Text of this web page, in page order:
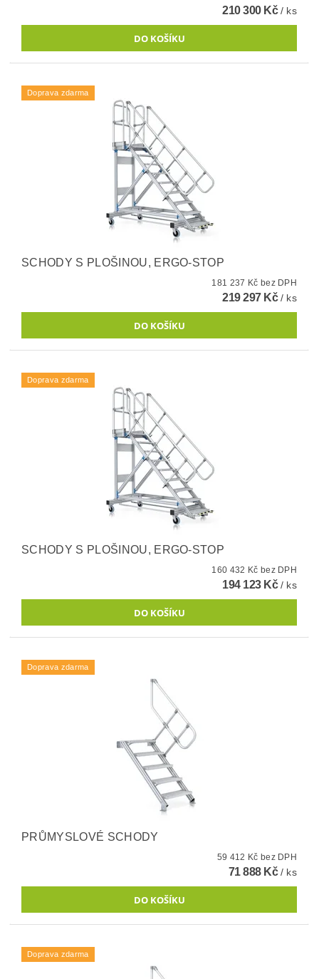
210 300 Kč/ ks
Doprava zdarma
SCHODY S PLOŠINOU, ERGO-STOP
181 237 Kč bez DPH
219 297 Kč/ ks
Doprava zdarma
SCHODY S PLOŠINOU, ERGO-STOP
160 432 Kč bez DPH
194 123 Kč/ ks
Doprava zdarma
PRŮMYSLOVÉ SCHODY
59 412 Kč bez DPH
71 888 Kč/ ks
Doprava zdarma